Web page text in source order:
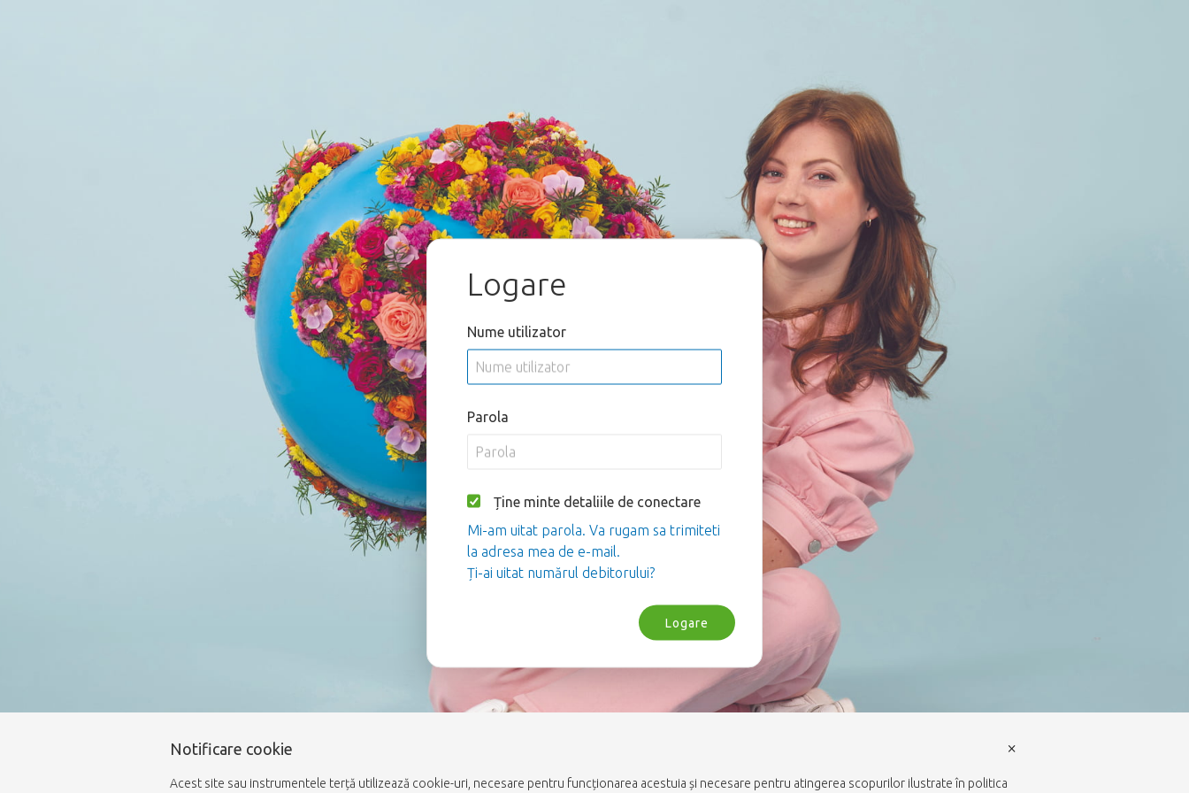
Logare
Nume utilizator
Parola
Ține minte detaliile de conectare
Mi-am uitat parola. Va rugam sa trimiteti
la adresa mea de e-mail.
Ți-ai uitat numărul debitorului?
Logare
Notificare cookie
Acest site sau instrumentele terță utilizează cookie-uri, necesare pentru funcționarea acestuia și necesare pentru atingerea scopurilor ilustrate în politica
×